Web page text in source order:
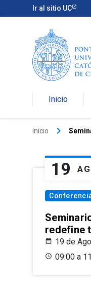
Ir al sitio UC
Inicio
Inicio keyboard_arrow_right
19
redefine
19 de
09:00 a